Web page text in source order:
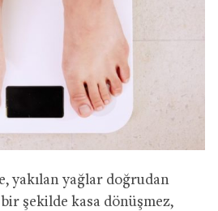
yakılan yağlar doğrudan
şekilde kasa dönüşmez,